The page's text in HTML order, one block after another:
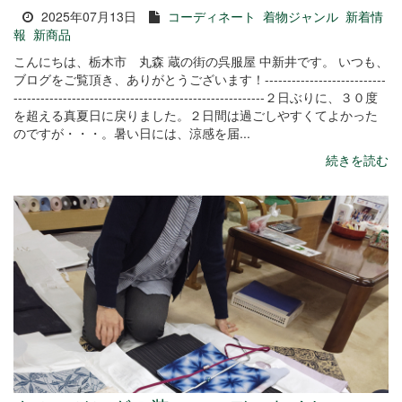
2025年07月13日 コーディネート 着物ジャンル 新着情
報 新商品
こんにちは、栃木市 丸森 蔵の街の呉服屋 中新井です。 いつも、
ブログをご覧頂き、ありがとうございます！---------------------------
--------------------------------------------------------２日ぶりに、３０度
を超える真夏日に戻りました。２日間は過ごしやすくてよかった
のですが・・・。暑い日には、涼感を届...
続きを読む